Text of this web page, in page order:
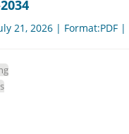
21, 2026 | Format:PDF